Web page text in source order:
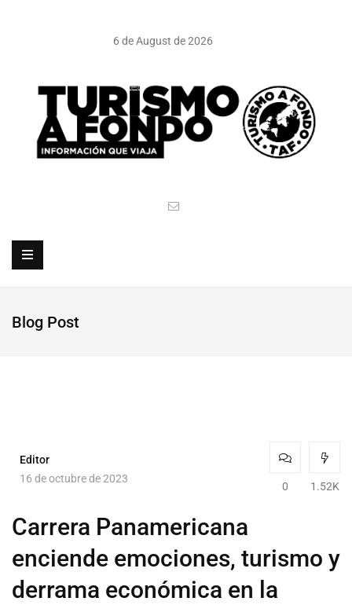
6 de August de 2026
Blog Post
Editor
16 de octubre de 2023
0 1.52K
Carrera Panamericana
enciende emociones, turismo y
derrama económica en la